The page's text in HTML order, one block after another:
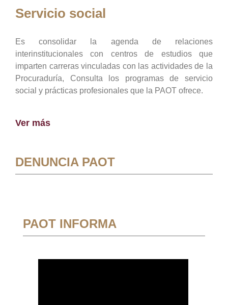
Servicio social
Es consolidar la agenda de relaciones
interinstitucionales con centros de estudios que
imparten carreras vinculadas con las actividades de la
Procuraduría, Consulta los programas de servicio
social y prácticas profesionales que la PAOT ofrece.
Ver más
DENUNCIA PAOT
PAOT INFORMA